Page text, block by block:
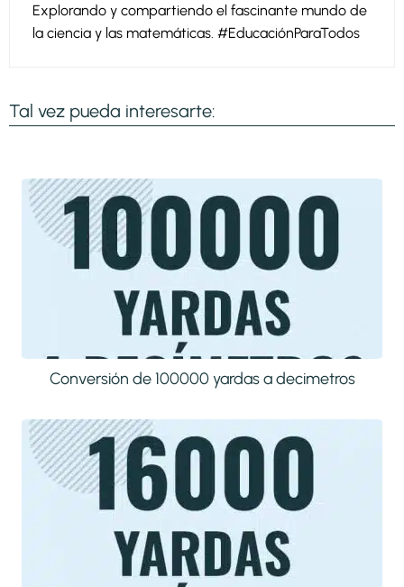
Explorando y compartiendo el fascinante mundo de
la ciencia y las matemáticas. #EducaciónParaTodos
Tal vez pueda interesarte:
Conversión de 100000 yardas a decimetros